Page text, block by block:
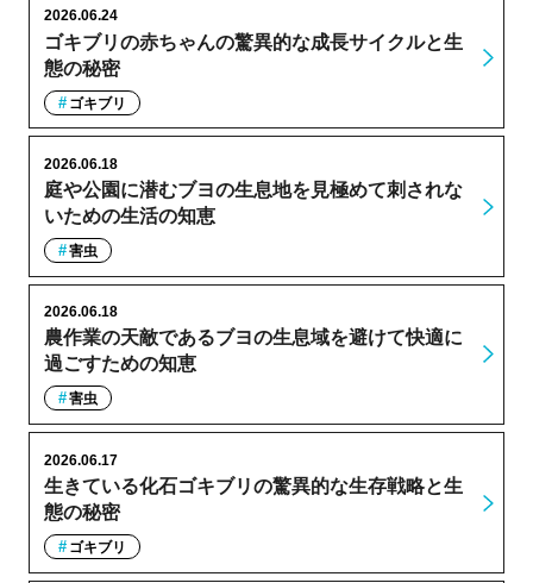
ゴキブリの赤ちゃんの驚異的な成長サイクルと生
態の秘密
2026.06.24
ゴキブリ
庭や公園に潜むブヨの生息地を見極めて刺されな
いための生活の知恵
2026.06.18
害虫
農作業の天敵であるブヨの生息域を避けて快適に
過ごすための知恵
2026.06.18
害虫
生きている化石ゴキブリの驚異的な生存戦略と生
態の秘密
2026.06.17
ゴキブリ